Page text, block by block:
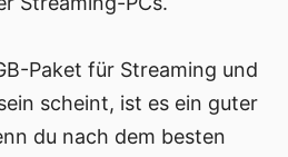
Paket für Streaming und
scheint, ist es ein guter
du nach dem besten